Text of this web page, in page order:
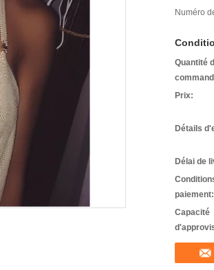
Numéro
Quantité
Prix:
Détails
Délai de
paiement:
Capacité